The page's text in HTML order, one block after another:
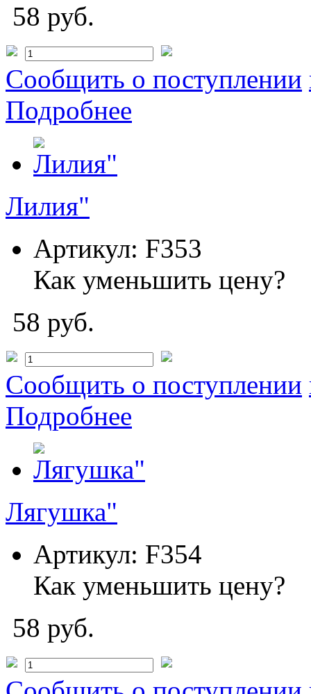
58 руб.
Сообщить о поступлении
Подробнее
Лилия"
Артикул: F353
Как уменьшить цену?
58 руб.
Сообщить о поступлении
Подробнее
Лягушка"
Артикул: F354
Как уменьшить цену?
58 руб.